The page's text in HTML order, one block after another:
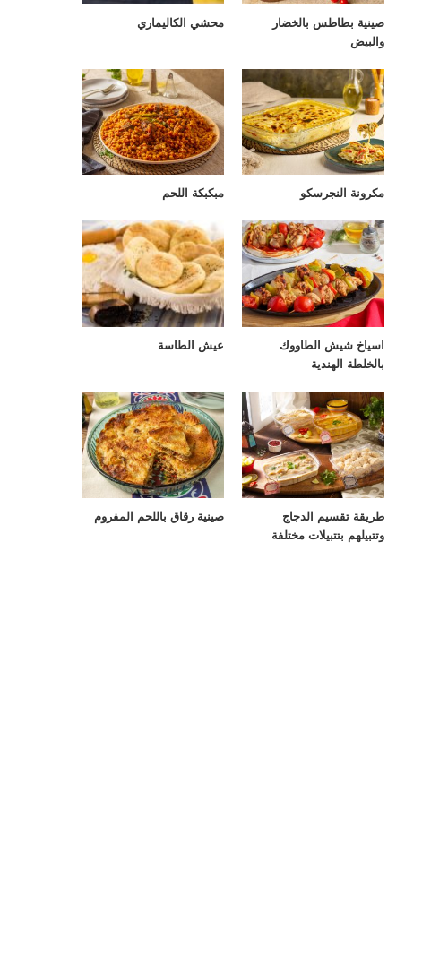
صينية بطاطس بالخضار
والبيض
محشي الكاليماري
مكرونة النجرسكو مبكبكة اللحم
اسياخ شيش الطاووك
بالخلطة الهندية
عيش الطاسة
طريقة تقسيم الدجاج
وتتبيلهم بتتبيلات مختلفة
صينية رقاق باللحم المفروم